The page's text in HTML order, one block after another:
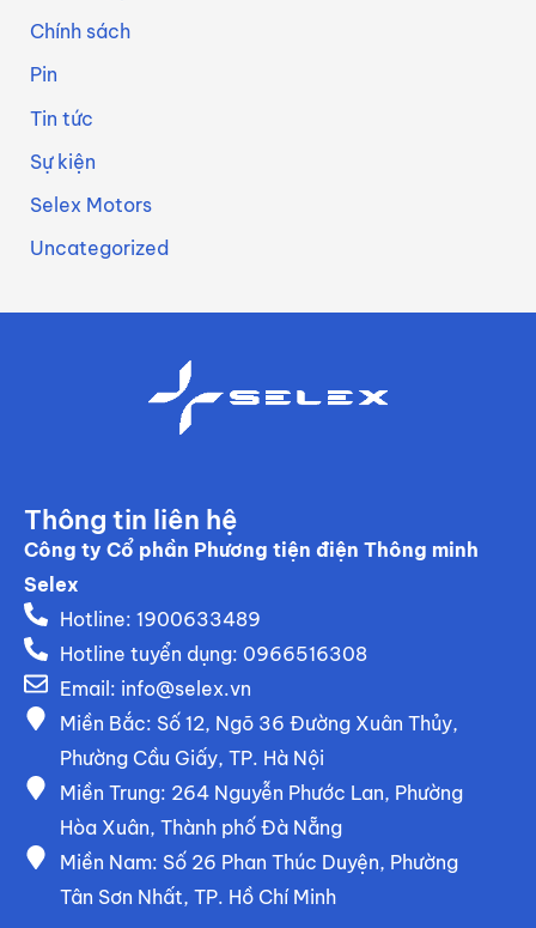
Chính sách
Pin
Tin tức
Sự kiện
Selex Motors
Uncategorized
Thông tin liên hệ
Công ty Cổ phần Phương tiện điện Thông minh
Selex
Hotline: 1900633489
Hotline tuyển dụng: 0966516308
Email: info@selex.vn
Miền Bắc: Số 12, Ngõ 36 Đường Xuân Thủy,
Phường Cầu Giấy, TP. Hà Nội
Miền Trung: 264 Nguyễn Phước Lan, Phường
Hòa Xuân, Thành phố Đà Nẵng
Miền Nam: Số 26 Phan Thúc Duyện, Phường
Tân Sơn Nhất, TP. Hồ Chí Minh